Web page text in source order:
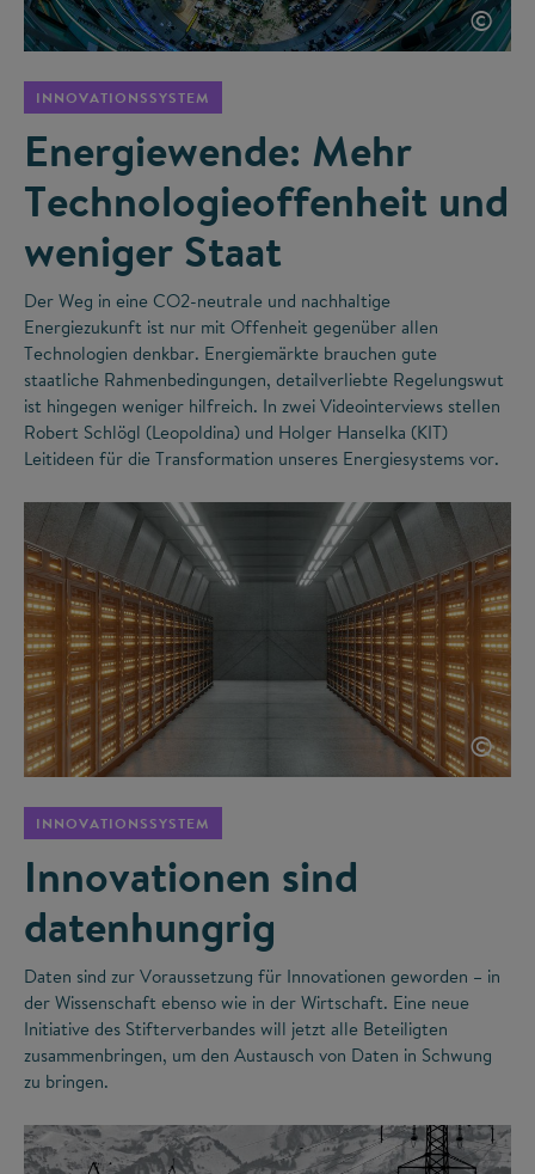
©
INNOVATIONSSYSTEM
Energiewende: Mehr
Technologieoffenheit und
weniger Staat
Der Weg in eine CO2-neutrale und nachhaltige
Energiezukunft ist nur mit Offenheit gegenüber allen
Technologien denkbar. Energiemärkte brauchen gute
staatliche Rahmenbedingungen, detailverliebte Regelungswut
ist hingegen weniger hilfreich. In zwei Videointerviews stellen
Robert Schlögl (Leopoldina) und Holger Hanselka (KIT)
Leitideen für die Transformation unseres Energiesystems vor.
©
INNOVATIONSSYSTEM
Innovationen sind
datenhungrig
Daten sind zur Voraussetzung für Innovationen geworden – in
der Wissenschaft ebenso wie in der Wirtschaft. Eine neue
Initiative des Stifterverbandes will jetzt alle Beteiligten
zusammenbringen, um den Austausch von Daten in Schwung
zu bringen.